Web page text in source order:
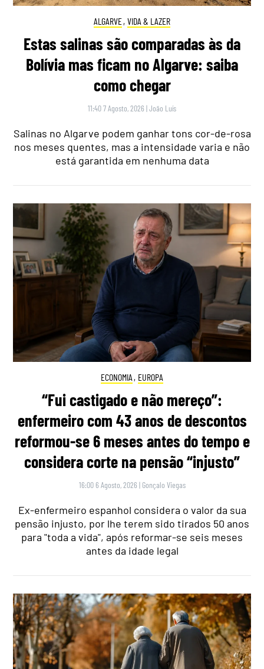
ALGARVE, VIDA & LAZER
Estas salinas são comparadas às da
Bolívia mas ficam no Algarve: saiba
como chegar
11:40 7 Agosto, 2026 |João Luís
Salinas no Algarve podem ganhar tons cor-de-rosa
nos meses quentes, mas a intensidade varia e não
está garantida em nenhuma data
ECONOMIA , EUROPA
“Fui castigado e não mereço”:
enfermeiro com 43 anos de descontos
reformou-se 6 meses antes do tempo e
considera corte na pensão “injusto”
16:00 6 Agosto, 2026 | Gonçalo Viegas
Ex-enfermeiro espanhol considera o valor da sua
pensão injusto, por lhe terem sido tirados 50 anos
para "toda a vida", após reformar-se seis meses
antes da idade legal